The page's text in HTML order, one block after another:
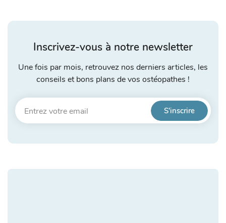
Inscrivez-vous à notre newsletter
Une fois par mois, retrouvez nos derniers articles, les
conseils et bons plans de vos ostéopathes !